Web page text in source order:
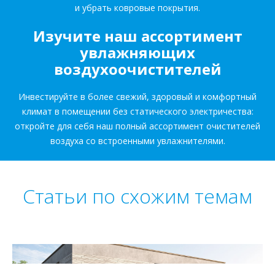
и убрать ковровые покрытия.
Изучите наш ассортимент
увлажняющих
воздухоочистителей
Инвестируйте в более свежий, здоровый и комфортный
климат в помещении без статического электричества:
откройте для себя наш полный ассортимент очистителей
воздуха со встроенными увлажнителями.
Статьи по схожим темам